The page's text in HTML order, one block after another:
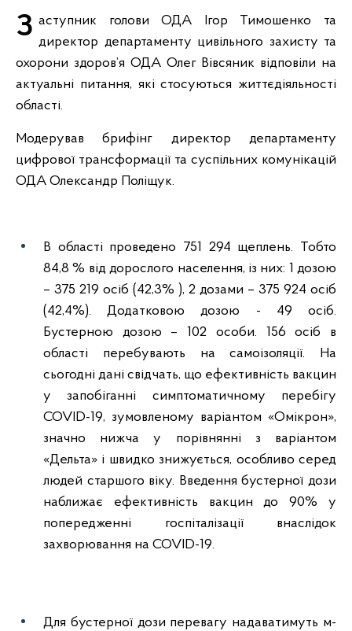
Заступник голови ОДА Ігор Тимошенко та директор департаменту цивільного захисту та
охорони здоров’я ОДА Олег Вівсяник відповіли на
актуальні питання, які стосуються життєдіяльності
області.
Модерував брифінг директор департаменту
цифрової трансформації та суспільних комунікацій
ОДА Олександр Поліщук.
В області проведено 751 294 щеплень. Тобто
84,8 % від дорослого населення, із них: 1 дозою
– 375 219 осіб (42,3% ), 2 дозами – 375 924 осіб
(42,4%). Додатковою дозою - 49 осіб.
Бустерною дозою – 102 особи. 156 осіб в
області перебувають на самоізоляції. На
сьогодні дані свідчать, що ефективність вакцин
у запобіганні симптоматичному перебігу
COVID-19, зумовленому варіантом «Омікрон»,
значно нижча у порівнянні з варіантом
«Дельта» і швидко знижується, особливо серед
людей старшого віку. Введення бустерної дози
наближає ефективність вакцин до 90% у
попередженні госпіталізації внаслідок
захворювання на COVID-19.
Для бустерної дози перевагу надаватимуть м-